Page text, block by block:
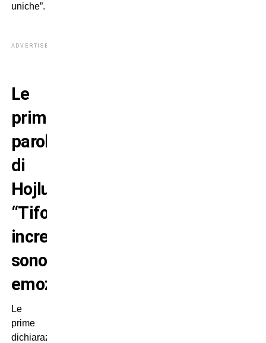
uniche”.
ADVERTISEMENT
Le
prime
parole
di
Hojlund:
“Tifosi
incredibili,
sono
emozionato”
Le
prime
dichiarazioni